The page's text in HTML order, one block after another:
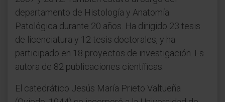
departamento de Histología y Anatomía
Patológica durante 20 años. Ha dirigido 23 tesis
de licenciatura y 12 tesis doctorales, y ha
participado en 18 proyectos de investigación. Es
autora de 82 publicaciones científicas.
El catedrático Jesús María Prieto Valtueña